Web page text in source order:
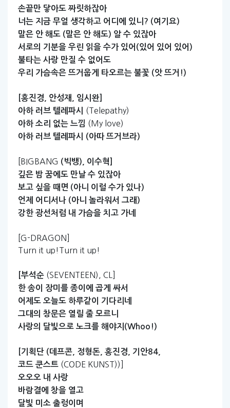
손끝만 닿아도 짜릿하잖아
너는 지금 무얼 생각하고 어디에 있니? (여기요)
말은 안 해도 (말은 안 해도) 알 수 있잖아
서로의 기분을 우린 읽을 수가 있어(있어 있어 있어)
불타는 사랑 만질 수 없어도
우리 가슴속은 뜨거웁게 타오르는 불꽃 (앗 뜨거!)
[홍진경, 안성재,
임시완]
아하 러브 텔레파시 (Telepathy)
아하 소리 없는 느낌 (My love)
아하 러브 텔레파시 (아따 뜨거브라)
[BIGBANG (빅뱅),
이수혁]
깊은 밤 꿈에도 만날 수 있잖아
보고 싶을 때면 (아니 이럴 수가 있나)
언제
어디서나 (아니 놀라워서 그래)
강한 광선처럼 내 가슴을 치고 가네
[G-DRAGON]
Turn it up!Turn it up!
[부석순 (SEVENTEEN), CL]
한 송이 장미를 종이에 곱게 싸서
어제도 오늘도 하루같이
기다리네
그대의 창문은 열릴 줄 모르니
사랑의 달빛으로 노크를 해야지(Whoo!)
[기획단 (데프콘, 정형돈, 홍진경,
기안84,
코드 쿤스트 (CODE KUNST))]
오오오 내 사랑
바람결에 창을 열고
달빛 미소 출렁이며